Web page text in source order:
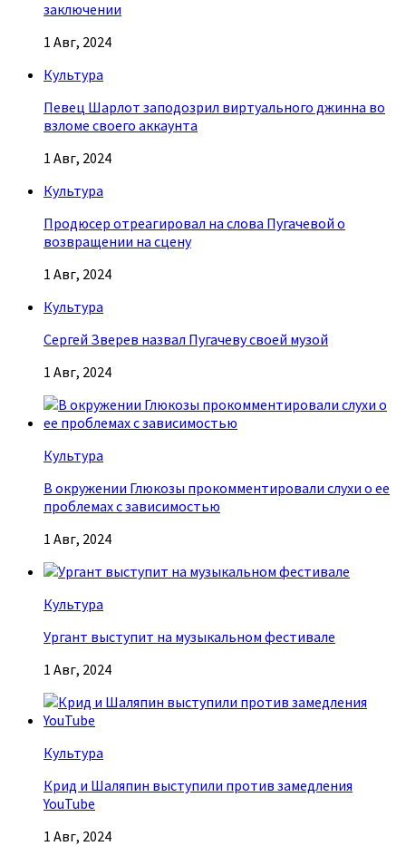
заключении
1 Авг, 2024
Культура
Певец Шарлот заподозрил виртуального джинна во
взломе своего аккаунта
1 Авг, 2024
Культура
Продюсер отреагировал на слова Пугачевой о
возвращении на сцену
1 Авг, 2024
Культура
Сергей Зверев назвал Пугачеву своей музой
1 Авг, 2024
Культура
В окружении Глюкозы прокомментировали слухи о ее
проблемах с зависимостью
1 Авг, 2024
Культура
Ургант выступит на музыкальном фестивале
1 Авг, 2024
Культура
Крид и Шаляпин выступили против замедления
YouTube
1 Авг, 2024